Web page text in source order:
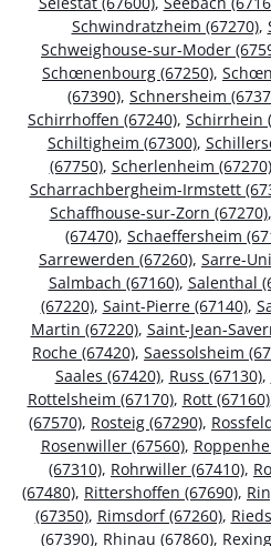
Schwindratzheim (67270),
Schweighouse-sur-Moder
Schœnenbourg (67250),
(67390), Schnersheim
Schirrhoffen (67240), Schirrhein
Schiltigheim (67300),
(67750), Scherlenheim (67270)
Scharrachbergheim-Irmstett
Schaffhouse-sur-Zorn (67270),
(67470), Schaeffersheim
Sarrewerden (67260), Sarre-
Salmbach (67160), Salenthal
(67220), Saint-Pierre (67140),
Martin (67220), Saint-Jean-
Roche (67420), Saessolsheim
Saales (67420), Russ (67130),
Rottelsheim (67170), Rott (67160)
(67570), Rosteig (67290),
Rosenwiller (67560),
(67310), Rohrwiller (67410),
(67480), Rittershoffen (67690),
(67350), Rimsdorf (67260),
(67390), Rhinau (67860),